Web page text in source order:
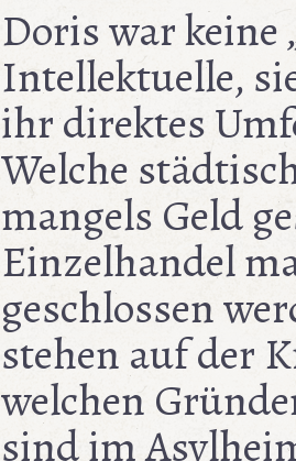
Doris war keine
Intellektuelle,
ihr direktes
Welche
mangels Geld
Einzelhandel
geschlossen
stehen auf der
welchen
sind im